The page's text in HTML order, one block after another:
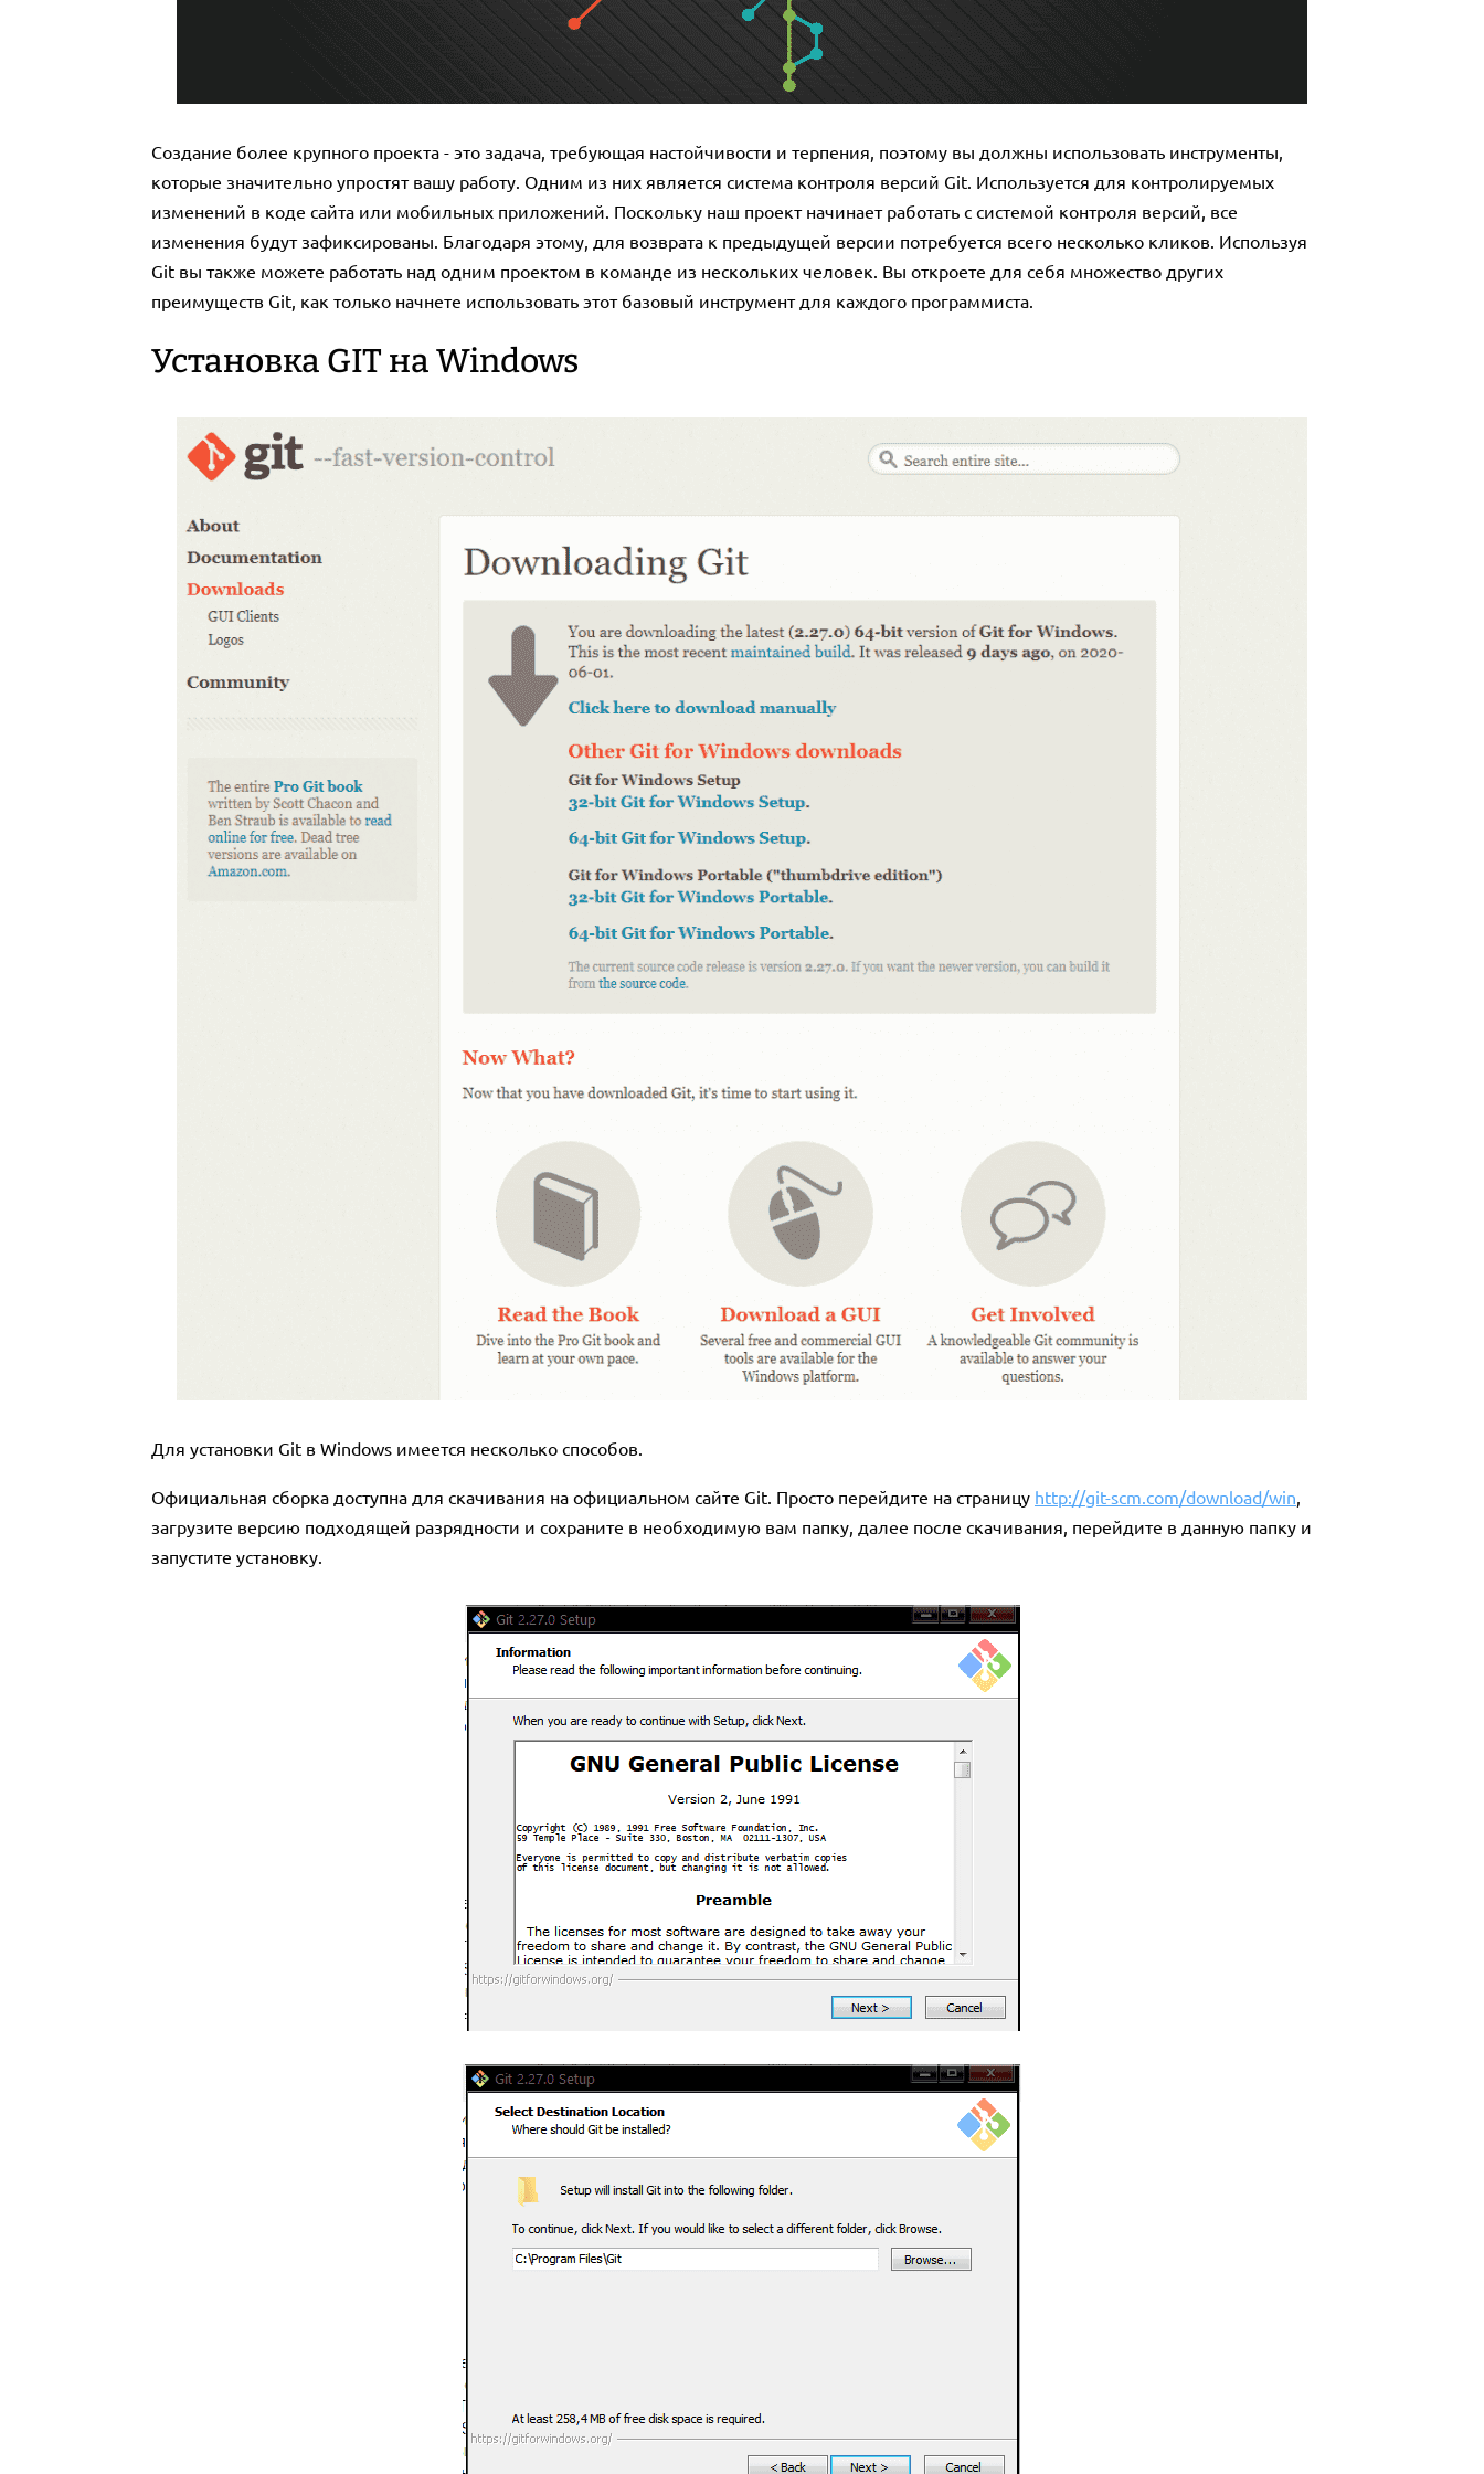
Создание более крупного проекта - это задача, требующая настойчивости и терпения, поэтому вы должны использовать инструменты,
которые значительно упростят вашу работу. Одним из них является система контроля версий Git. Используется для контролируемых
изменений в коде сайта или мобильных приложений. Поскольку наш проект начинает работать с системой контроля версий, все
изменения будут зафиксированы. Благодаря этому, для возврата к предыдущей версии потребуется всего несколько кликов. Используя
Git вы также можете работать над одним проектом в команде из нескольких человек. Вы откроете для себя множество других
преимуществ Git, как только начнете использовать этот базовый инструмент для каждого программиста.
Установка GIT на Windows
Для установки Git в Windows имеется несколько способов.
Официальная сборка доступна для скачивания на официальном сайте Git. Просто перейдите на страницу http://git-scm.com/download/win,
загрузите версию подходящей разрядности и сохраните в необходимую вам папку, далее после скачивания, перейдите в данную папку и
запустите установку.